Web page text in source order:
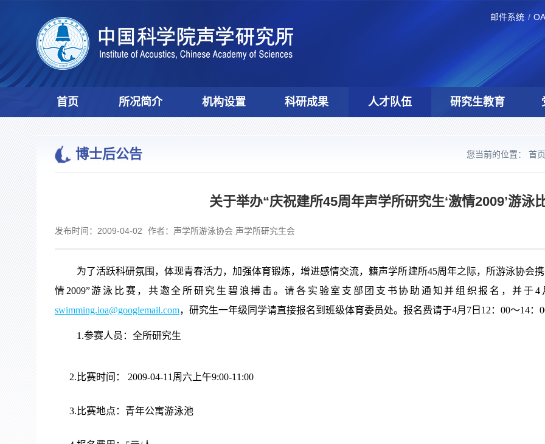
邮件系统
首页 所况简介 机构设置 科研成果 人才队伍 研究生教育
博士后公告 您当前的位置： 首页
关于举办“庆祝建所45周年声学所研究生‘激情2009’游泳
发布时间：2009-04-02 作者：声学所游泳协会 声学所研究生会
为了活跃科研氛围，体现青春活力，加强体育锻炼，增进感情交流，籍声学所建所45周年之际，所游泳协会
情2009”游泳比赛，共邀全所研究生碧浪搏击。请各实验室支部团支书协助通知并组织报名，并于
swimming.ioa@googlemail.com，研究生一年级同学请直接报名到班级体育委员处。报名费请于4月7日12：00～14：
1.参赛人员：全所研究生
2.比赛时间： 2009-04-11周六上午9:00-11:00
3.比赛地点：青年公寓游泳池